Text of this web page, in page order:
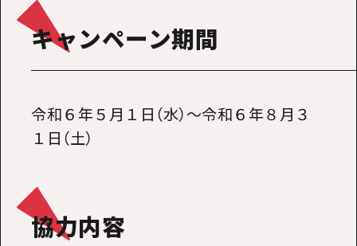
キャンペーン期間
令和６年５月１日（水）～令和６年８月３
１日（土）
協力内容